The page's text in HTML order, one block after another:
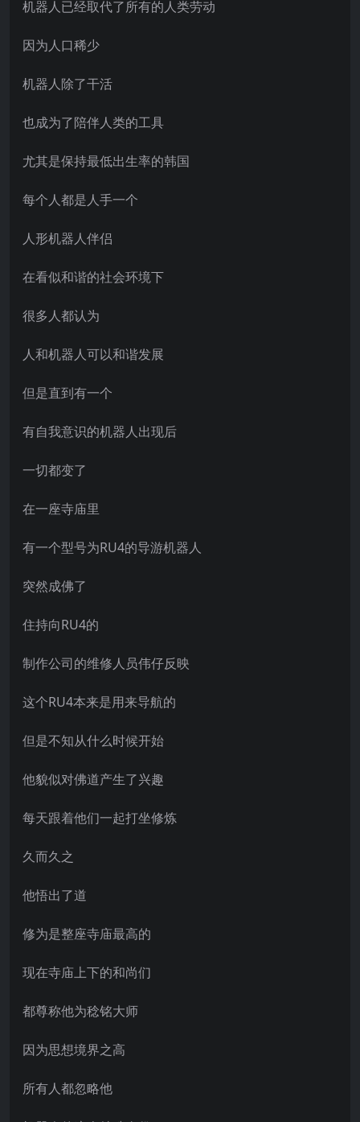
机器人已经取代了所有的人类劳动
因为人口稀少
机器人除了干活
也成为了陪伴人类的工具
尤其是保持最低出生率的韩国
每个人都是人手一个
人形机器人伴侣
在看似和谐的社会环境下
很多人都认为
人和机器人可以和谐发展
但是直到有一个
有自我意识的机器人出现后
一切都变了
在一座寺庙里
有一个型号为RU4的导游机器人
突然成佛了
住持向RU4的
制作公司的维修人员伟仔反映
这个RU4本来是用来导航的
但是不知从什么时候开始
他貌似对佛道产生了兴趣
每天跟着他们一起打坐修炼
久而久之
他悟出了道
修为是整座寺庙最高的
现在寺庙上下的和尚们
都尊称他为稔铭大师
因为思想境界之高
所有人都忽略他